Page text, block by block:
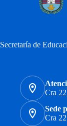
Secretaría de
Cra
Sede
Cra